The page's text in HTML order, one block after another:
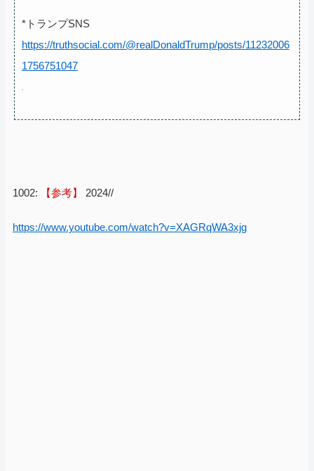
*トランプSNS
https://truthsocial.com/@realDonaldTrump/posts/11232006
1756751047
1002: 【参考】 2024//
https://www.youtube.com/watch?v=XAGRqWA3xjg